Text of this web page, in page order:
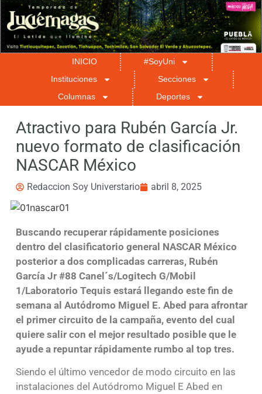
INICIO
#SoyUni
Instituciones
Secciones
Columnas
Deportes
Atractivo para Rubén García Jr.
nuevo formato de clasificación
NASCAR México
Redaccion Soy Universtario abril 8, 2025
Buscando recuperar rápidamente posiciones
dentro del clasificatorio general NASCAR México
posterior a dos complicadas carreras, Rubén
García Jr #88 Canel´s/Logitech G/Mobil
1/Laboratorio Tequis estará llegando este fin de
semana al Autódromo Miguel E. Abed para afrontar
el primer circuito de la campaña, evento del cual
quiere salir con el mejor resultado posible que le
ayude a repuntar rápidamente rumbo al top tres.
Siendo el último vencedor de modo circuito en las
instalaciones del Autódromo Miguel E Abed en